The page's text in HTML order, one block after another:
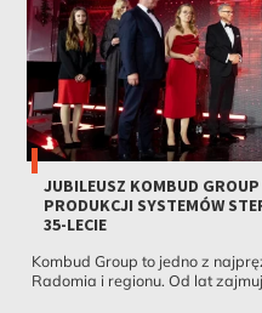
JUBILEUSZ KOMBUD
PRODUKCJI SYSTEMÓW
35-LECIE
Kombud Group to jedno z
Radomia i regionu. Od lat